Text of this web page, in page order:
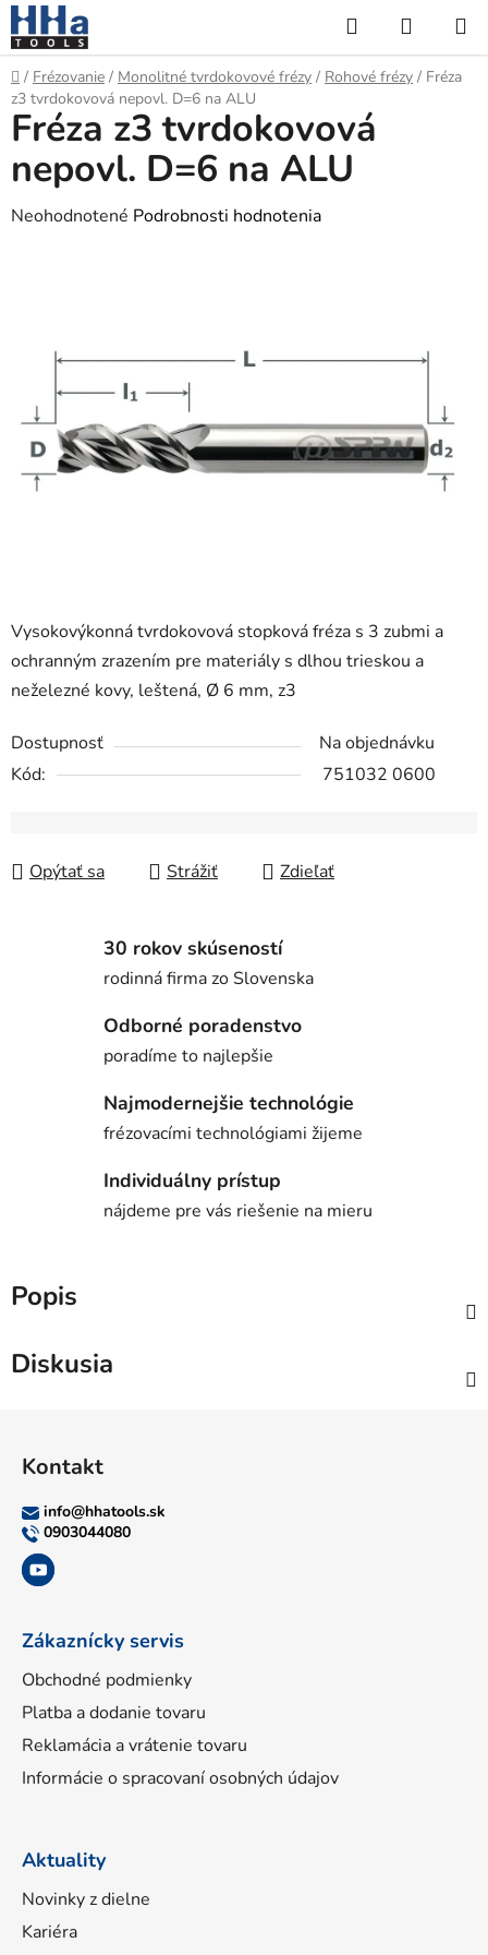
Prejsť
na
obsah
Hľadať
KOŠÍK
Domov
/ Frézovanie / Monolitné tvrdokovové frézy / Rohové frézy / Fréza
z3 tvrdokovová nepovl. D=6 na ALU
Vysokovýkonná tvrdokovová stopková fréza s 3 zubmi a
ochranným zrazením pre materiály s dlhou trieskou a
neželezné kovy, leštená, Ø 6 mm, z3
Dostupnosť
Na objednávku
Kód:
751032 0600
Opýtať sa Strážiť Zdieľať
Fréza z3 tvrdokovová
nepovl. D=6 na ALU
Priemerné
hviezdičiek.
Neohodnotené Podrobnosti hodnotenia
30 rokov skúseností
rodinná firma zo Slovenska
Odborné poradenstvo
poradíme to najlepšie
Najmodernejšie technológie
frézovacími technológiami žijeme
Individuálny prístup
nájdeme pre vás riešenie na mieru
Popis
Diskusia
Kontakt
info@hhatools.sk
0903044080
Zákaznícky servis
Obchodné podmienky
Platba a dodanie tovaru
Reklamácia a vrátenie tovaru
Informácie o spracovaní osobných údajov
Aktuality
Novinky z dielne
Kariéra